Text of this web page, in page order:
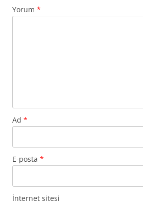
Yorum *
Ad *
E-posta *
İnternet sitesi